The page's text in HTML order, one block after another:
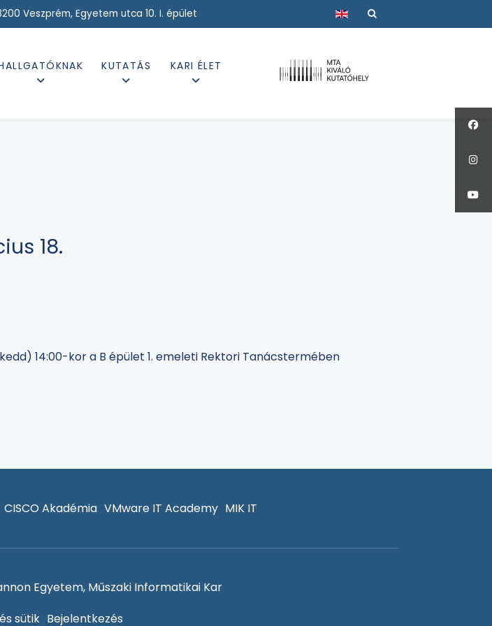
Veszprém, Egyetem utca 10. I. épület Válasszon nyelvet
KUTATÁS KARI ÉLET
18.
14:00-kor a B épület 1. emeleti Rektori Tanácstermében
CISCO Akadémia VMware IT Academy MIK IT
Egyetem, Műszaki Informatikai Kar
sütik Bejelentkezés